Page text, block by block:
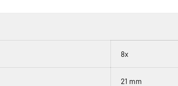
8x
21 mm